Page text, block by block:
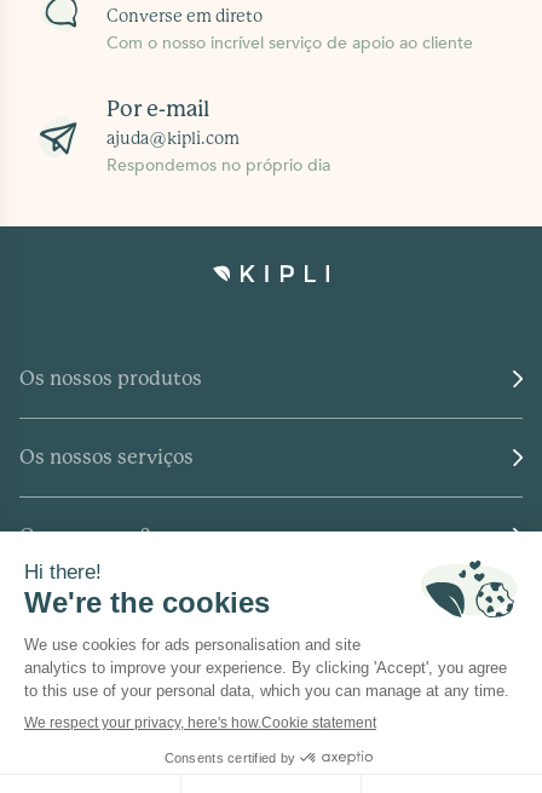
Converse em direto
Com o nosso incrível serviço de apoio ao cliente
Por e-mail
ajuda@kipli.com
Respondemos no próprio dia
Os nossos produtos
Os nossos serviços
Quem somos?
Onde encontrar-nos?
Colaboração